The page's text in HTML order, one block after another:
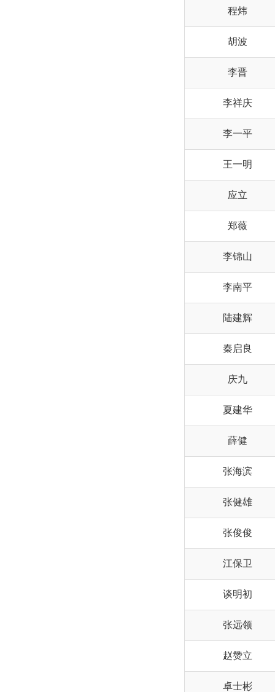
程炜
胡波
李晋
李祥庆
李一平
王一明
应立
郑薇
李锦山
李南平
陆建辉
秦启良
庆九
夏建华
薛健
张海滨
张健雄
张俊俊
江保卫
谈明初
张远领
赵赞立
卓士彬